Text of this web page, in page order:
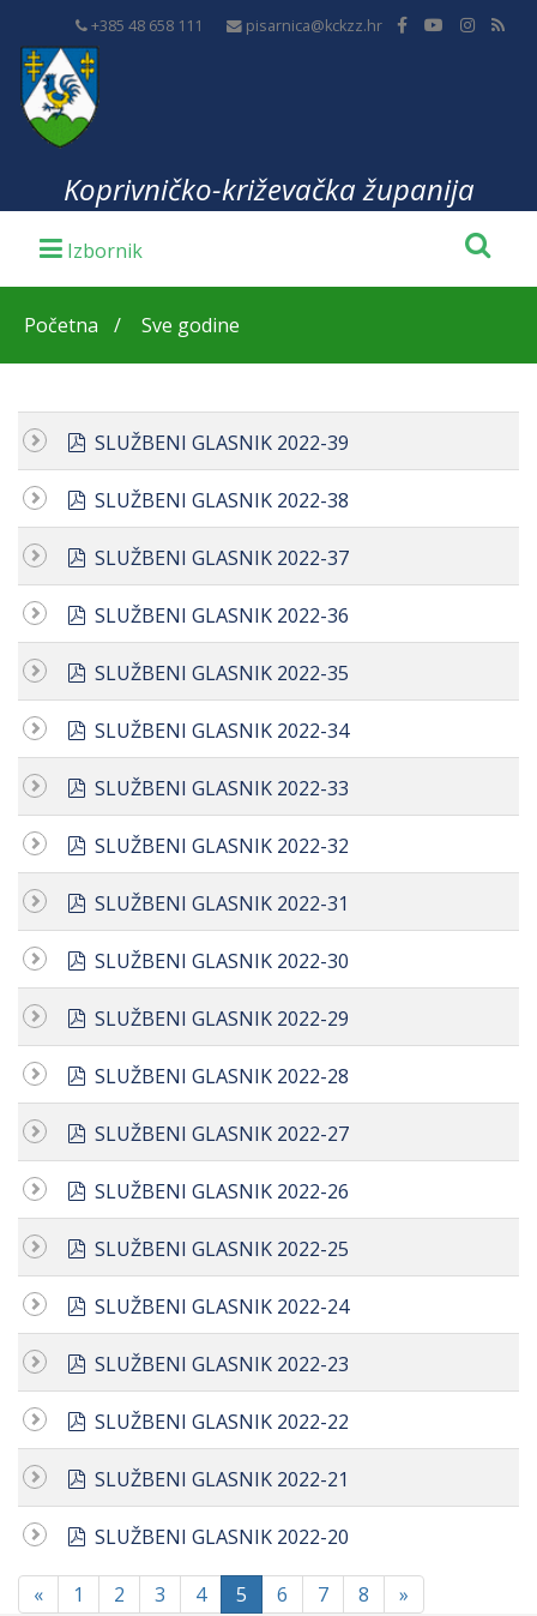
+385 48 658 111 pisarnica@kckzz.hr
Koprivničko-križevačka županija
Početna Sve godine
pdf
SLUŽBENI GLASNIK 2022-39
pdf
SLUŽBENI GLASNIK 2022-38
pdf
SLUŽBENI GLASNIK 2022-37
pdf
SLUŽBENI GLASNIK 2022-36
pdf
SLUŽBENI GLASNIK 2022-35
pdf
SLUŽBENI GLASNIK 2022-34
pdf
SLUŽBENI GLASNIK 2022-33
pdf
SLUŽBENI GLASNIK 2022-32
pdf
SLUŽBENI GLASNIK 2022-31
pdf
SLUŽBENI GLASNIK 2022-30
pdf
SLUŽBENI GLASNIK 2022-29
pdf
SLUŽBENI GLASNIK 2022-28
pdf
SLUŽBENI GLASNIK 2022-27
pdf
SLUŽBENI GLASNIK 2022-26
pdf
SLUŽBENI GLASNIK 2022-25
pdf
SLUŽBENI GLASNIK 2022-24
pdf
SLUŽBENI GLASNIK 2022-23
pdf
SLUŽBENI GLASNIK 2022-22
pdf
SLUŽBENI GLASNIK 2022-21
pdf
SLUŽBENI GLASNIK 2022-20
« 1 2 3 4 5 6 7 8 »